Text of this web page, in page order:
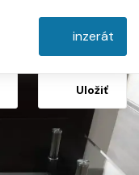
inzerát
Uložiť